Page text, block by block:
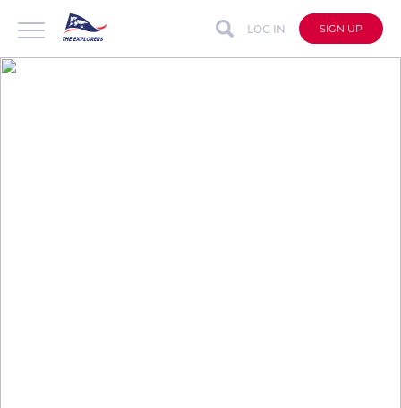
LOG IN SIGN UP